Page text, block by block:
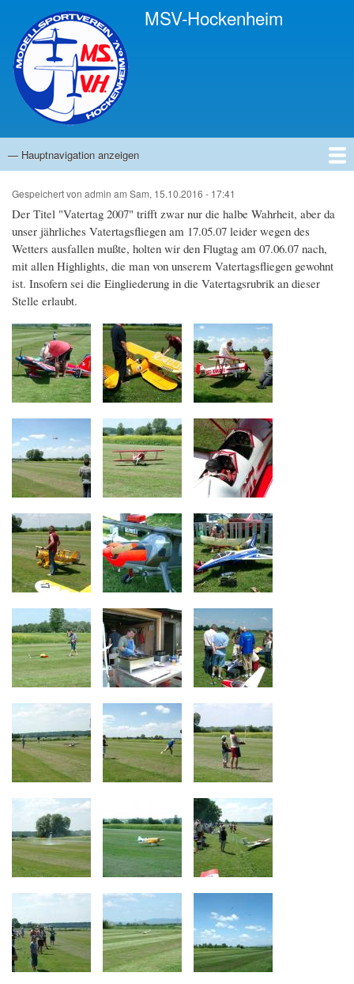
Direkt
zum
MSV-Hockenheim
Hauptnavigation
— Hauptnavigation anzeigen
Startseite
Anfahrt
Ansprechpartner
Infos
Termine
Bilder
Links
News
Gästebuch
Impressum
Gespeichert von admin am Sam, 15.10.2016 - 17:41
Der Titel "Vatertag 2007" trifft zwar nur die halbe Wahrheit, aber da
unser jährliches Vatertagsfliegen am 17.05.07 leider wegen des
Wetters ausfallen mußte, holten wir den Flugtag am 07.06.07 nach,
mit allen Highlights, die man von unserem Vatertagsfliegen gewohnt
ist. Insofern sei die Eingliederung in die Vatertagsrubrik an dieser
Stelle erlaubt.